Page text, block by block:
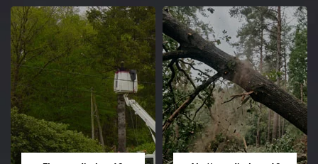
Paysagiste 18
Artisan paysagiste 18
Cher tel: 02.52.56.49.40
Pose et
changement
grillage et clôture
18